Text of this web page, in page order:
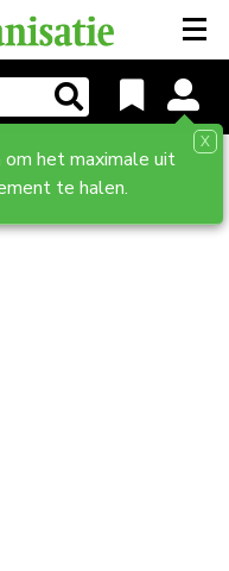
om het maximale uit
te halen.
X